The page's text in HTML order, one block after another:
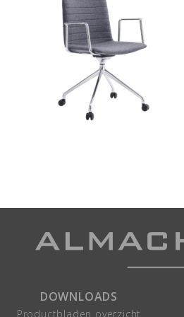
DOWNLOADS
Productbladen overzicht